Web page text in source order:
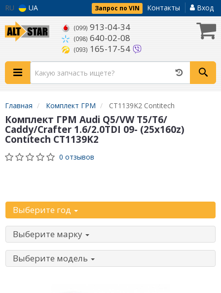
RU UA Запрос по VIN Контакты Вход
(099) 913-04-34
(098) 640-02-08
(093) 165-17-54
Главная Комплект ГРМ CT1139K2 Contitech
Комплект ГРМ Audi Q5/VW T5/T6/
Caddy/Crafter 1.6/2.0TDI 09- (25x160z)
Contitech CT1139K2
0 отзывов
Выберите год
Выберите марку
Выберите модель